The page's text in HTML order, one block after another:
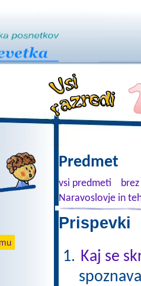
Predmet
vsi predmeti
Naravoslovje in
Prispevki
Kaj se